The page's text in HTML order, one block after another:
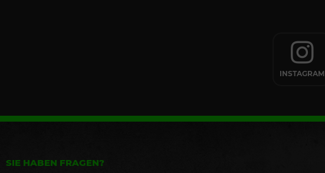
INSTAGRAM
SIE HABEN FRAGEN?